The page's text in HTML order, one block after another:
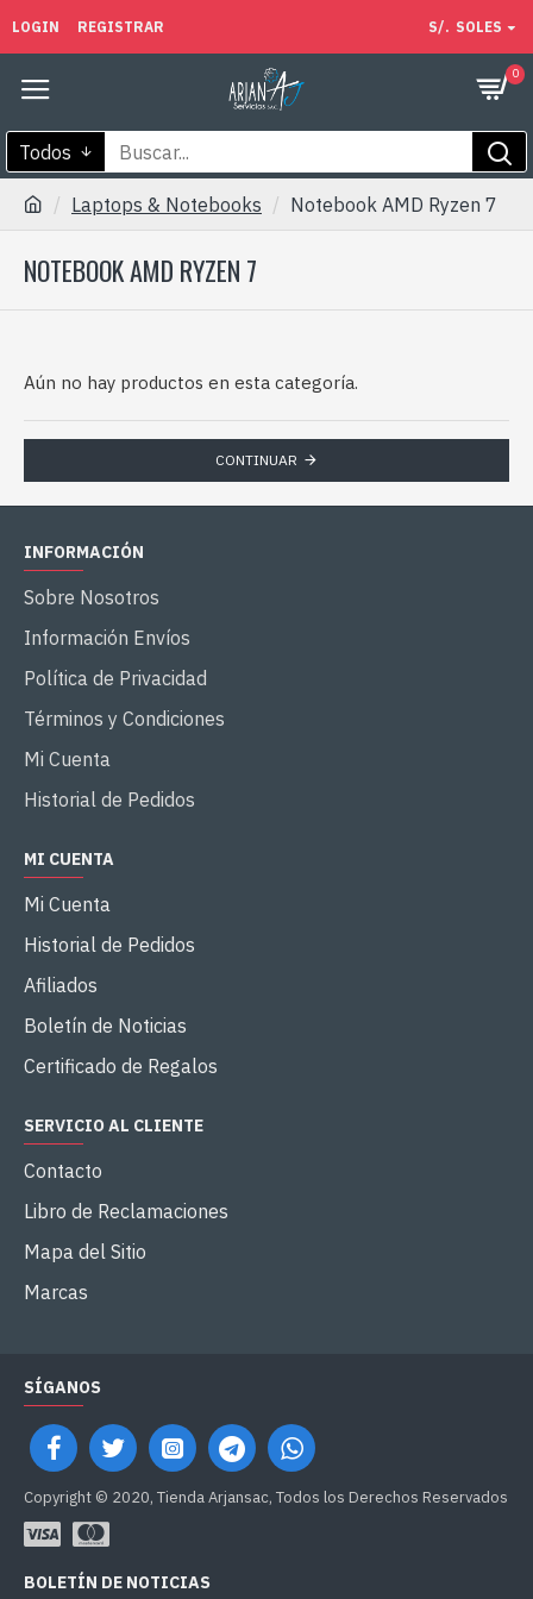
LOGIN REGISTRAR S/. SOLES
0
Todos
Laptops & Notebooks Notebook AMD Ryzen 7
NOTEBOOK AMD RYZEN 7
Aún no hay productos en esta categoría.
CONTINUAR
INFORMACIÓN
Sobre Nosotros
Información Envíos
Política de Privacidad
Términos y Condiciones
Mi Cuenta
Historial de Pedidos
MI CUENTA
Mi Cuenta
Historial de Pedidos
Afiliados
Boletín de Noticias
Certificado de Regalos
SERVICIO AL CLIENTE
Contacto
Libro de Reclamaciones
Mapa del Sitio
Marcas
SÍGANOS
Copyright © 2020, Tienda Arjansac, Todos los Derechos Reservados
BOLETÍN DE NOTICIAS